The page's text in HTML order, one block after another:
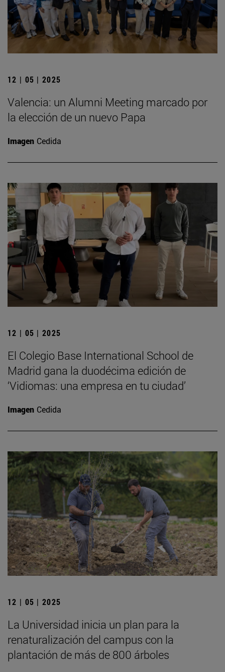
12 | 05 | 2025
Valencia: un Alumni Meeting marcado por
la elección de un nuevo Papa
Imagen Cedida
12 | 05 | 2025
El Colegio Base International School de
Madrid gana la duodécima edición de
‘Vidiomas: una empresa en tu ciudad’
Imagen Cedida
12 | 05 | 2025
La Universidad inicia un plan para la
renaturalización del campus con la
plantación de más de 800 árboles